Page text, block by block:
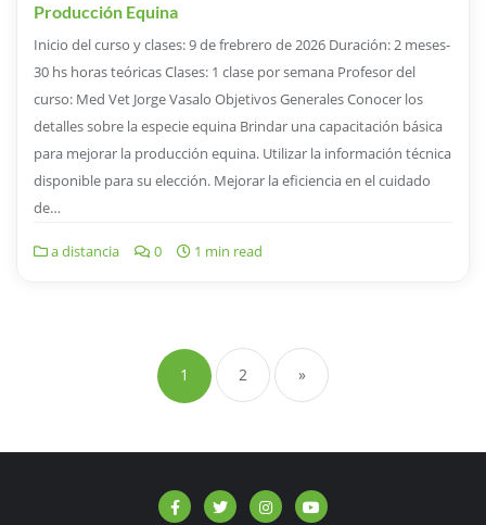
Producción Equina
Inicio del curso y clases: 9 de frebrero de 2026 Duración: 2 meses-
30 hs horas teóricas Clases: 1 clase por semana Profesor del
curso: Med Vet Jorge Vasalo Objetivos Generales Conocer los
detalles sobre la especie equina Brindar una capacitación básica
para mejorar la producción equina. Utilizar la información técnica
disponible para su elección. Mejorar la eficiencia en el cuidado
de…
a distancia 0 1 min read
1 2 »